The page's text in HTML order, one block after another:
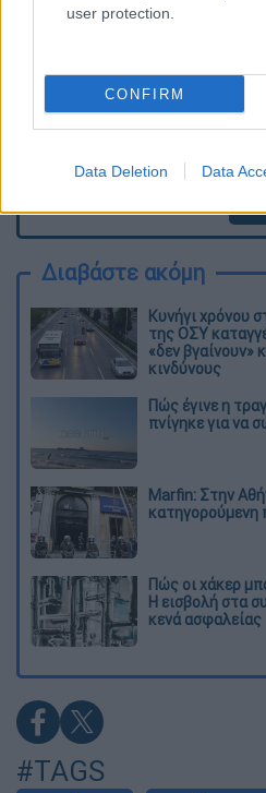
user protection.
CONFIRM
Data Deletion Data
Διαβάστε ακόμη
Κυνήγι χρόνου
της ΟΣΥ
«δεν βγαίνουν»
κινδύνους
Πώς έγινε η
πνίγηκε για να
Marfin: Στην
κατηγορούμενη
Πώς οι χάκερ
Η εισβολή στα
κενά ασφαλείας
#TAGS